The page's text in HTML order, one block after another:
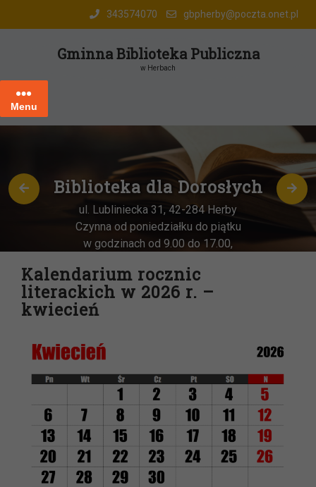
343574070 gbpherby@poczta.onet.pl
Gminna Biblioteka Publiczna
w Herbach
Menu
Dorosłych
31, 42-284 Herby
do piątku
od 9.00 do 17.00,
9:00-13:00
w
ul.
Kalendarium rocznic
literackich w 2026 r. –
kwiecień